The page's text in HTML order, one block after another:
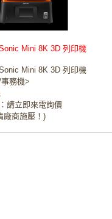
Mini 8K 3D 列印機
Mini 8K 3D 列印機
務機>
請立即來電詢價
廠商施壓！)